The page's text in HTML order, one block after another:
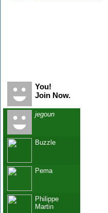
You!
Join Now.
jegoun
Buzzle
Pema
Philippe
Martin